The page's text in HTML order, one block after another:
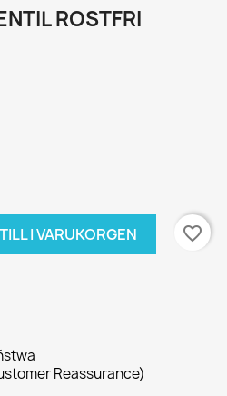
ROSTFRI
I VARUKORGEN favorite_border
Reassurance)